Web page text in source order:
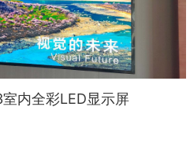
内全彩LED显示屏